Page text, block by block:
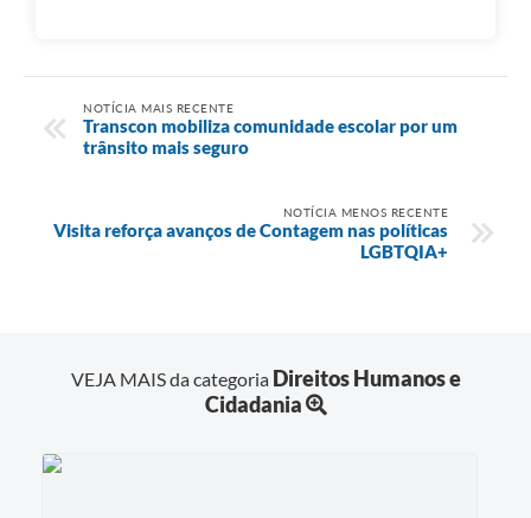
NOTÍCIA MAIS RECENTE
Transcon mobiliza comunidade escolar por um
trânsito mais seguro
NOTÍCIA MENOS RECENTE
Visita reforça avanços de Contagem nas políticas
LGBTQIA+
VEJA MAIS da categoria Direitos Humanos e
Cidadania